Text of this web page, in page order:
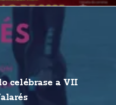
celébrase a VII